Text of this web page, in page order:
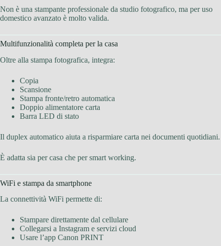
Non è una stampante professionale da studio fotografico, ma per uso
domestico avanzato è molto valida.
Multifunzionalità completa per la casa
Oltre alla stampa fotografica, integra:
Copia
Scansione
Stampa fronte/retro automatica
Doppio alimentatore carta
Barra LED di stato
Il duplex automatico aiuta a risparmiare carta nei documenti quotidiani.
È adatta sia per casa che per smart working.
WiFi e stampa da smartphone
La connettività WiFi permette di:
Stampare direttamente dal cellulare
Collegarsi a Instagram e servizi cloud
Usare l’app Canon PRINT